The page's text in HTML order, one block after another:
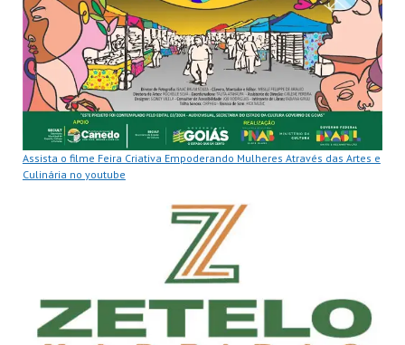
Assista o filme Feira Criativa Empoderando Mulheres Através das Artes e
Culinária no youtube